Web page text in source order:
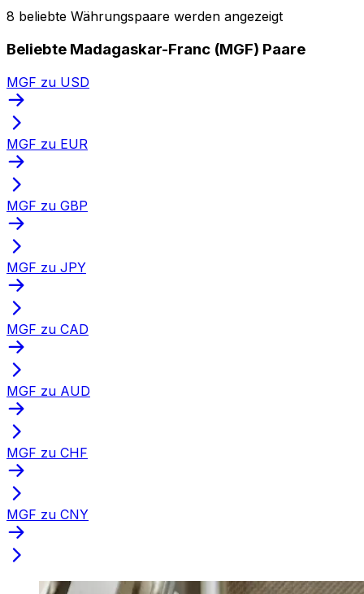
8 beliebte Währungspaare werden angezeigt
Beliebte Madagaskar-Franc (MGF) Paare
MGF zu USD
MGF zu EUR
MGF zu GBP
MGF zu JPY
MGF zu CAD
MGF zu AUD
MGF zu CHF
MGF zu CNY